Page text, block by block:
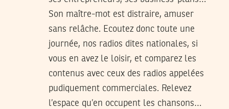
Son maître-mot est distraire, amuser
sans relâche. Ecoutez donc toute une
journée, nos radios dites nationales, si
vous en avez le loisir, et comparez les
contenus avec ceux des radios appelées
pudiquement commerciales. Relevez
l’espace qu’en occupent les chansons…